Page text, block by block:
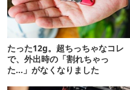
たった12g。超ちっちゃなコレ
で、外出時の「割れちゃっ
た…」がなくなりました